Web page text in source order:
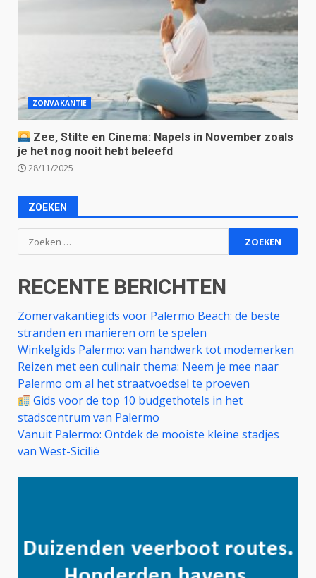
ZONVAKANTIE
Zee, Stilte en Cinema: Napels in November zoals
je het nog nooit hebt beleefd
28/11/2025
ZOEKEN
Zoeken
naar:
RECENTE BERICHTEN
Zomervakantiegids voor Palermo Beach: de beste
stranden en manieren om te spelen
Winkelgids Palermo: van handwerk tot modemerken
Reizen met een culinair thema: Neem je mee naar
Palermo om al het straatvoedsel te proeven
Gids voor de top 10 budgethotels in het
stadscentrum van Palermo
Vanuit Palermo: Ontdek de mooiste kleine stadjes
van West-Sicilië